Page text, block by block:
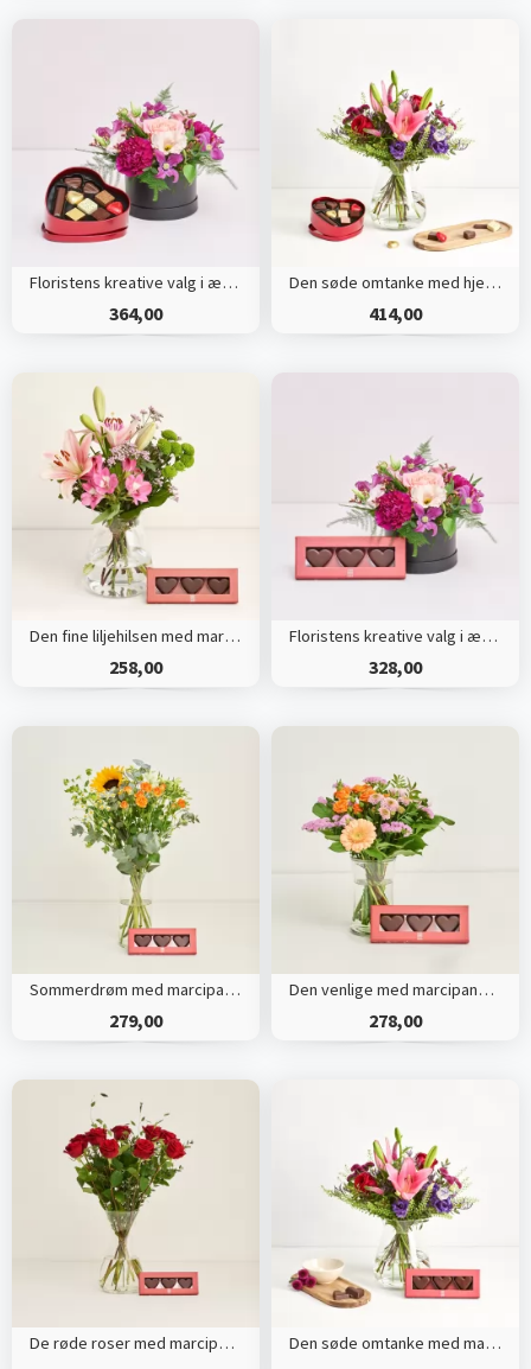
Floristens kreative valg i æske med chokoladehjerte
364,00
Den søde omtanke med hjerte med chokolade
414,00
Den fine liljehilsen med marcipanhjerter
258,00
Floristens kreative valg i æske med marcipanhjerter
328,00
Sommerdrøm med marcipanhjerter
279,00
Den venlige med marcipanhjerter
278,00
De røde roser med marcipanhjerter Den søde omtanke med marcipanhjerter